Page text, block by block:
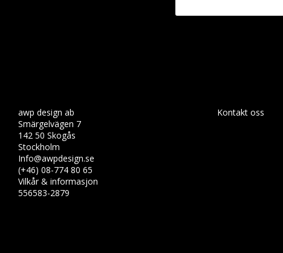
awp design ab
Smärgelvägen 7
142 50 Skogås
Stockholm
Info@awpdesign.se
(+46) 08-774 80 65
Vilkår & informasjon
556583-2879
Kontakt oss